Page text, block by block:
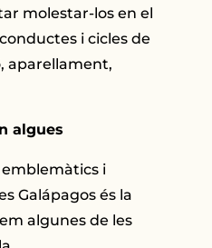
molestar-los en el
i cicles de
aparellament,
algues
i
Galápagos és la
algunes de les